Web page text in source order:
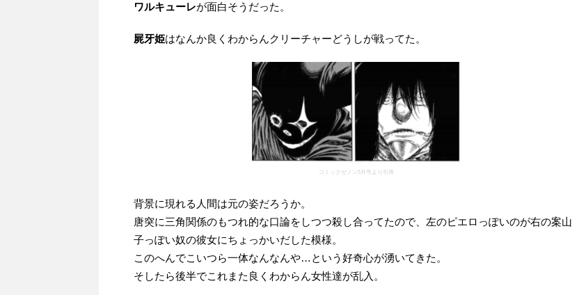
ワルキューレが面白そうだった。
屍牙姫はなんか良くわからんクリーチャーどうしが戦ってた。
コミックゼノン5月号より引用
背景に現れる人間は元の姿だろうか。
唐突に三角関係のもつれ的な口論をしつつ殺し合ってたので、左のピエロっぽいのが右の案山
子っぽい奴の彼女にちょっかいだした模様。
このへんでこいつら一体なんなんや…という好奇心が湧いてきた。
そしたら後半でこれまた良くわからん女性達が乱入。